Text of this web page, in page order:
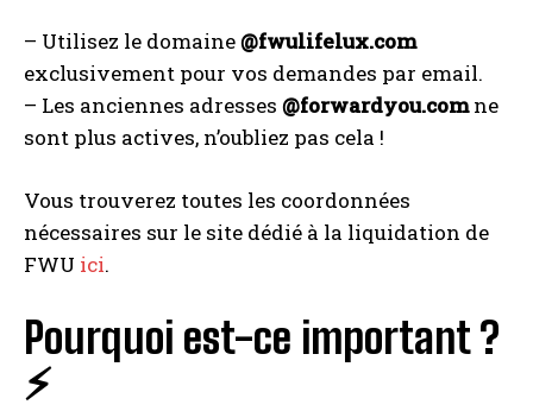
– Utilisez le domaine@fwulifelux.com
exclusivement pour vos demandes par email.
– Les anciennes adresses @forwardyou.comne
sont plus actives, n’oubliez pas cela !
Vous trouverez toutes les coordonnées
nécessaires sur le site dédié à la liquidation de
FWU ici.
Pourquoi est-ce important ?
⚡